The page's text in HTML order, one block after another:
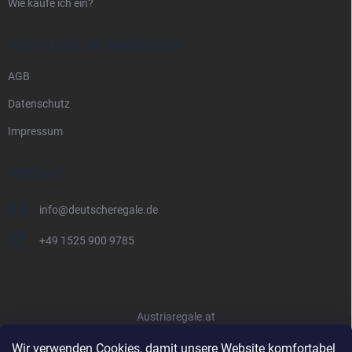
Wir verwenden Cookies, damit unsere Website komfortabel
Wie kaufe ich ein?
RECHTLICHE INFORMATIONEN
AGB
Datenschutz
Impressum
KONTAKT
info@deutscheregale.de
+49 1525 900 9785
Austriaregale.at